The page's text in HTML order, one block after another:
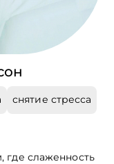
снятие стресса
слаженность